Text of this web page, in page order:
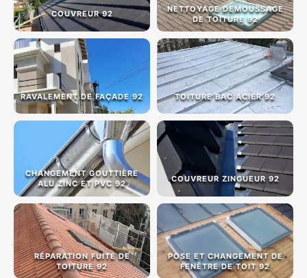
COUVREUR 92
NETTOYAGE DEMOUSSAGE
DE TOITURE 92
RAVALEMENT DE FAÇADE 92 TOITURE BAC ACIER 92
CHANGEMENT GOUTTIÈRE
ALU ZINC ET PVC 92
COUVREUR ZINGUEUR 92
RÉPARATION FUITE DE
TOITURE 92
POSE ET CHANGEMENT DE
FENÊTRE DE TOIT 92